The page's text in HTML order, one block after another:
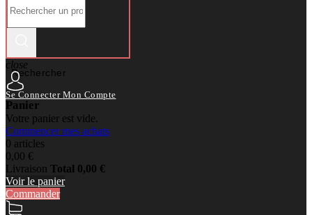
Rechercher
close
Se Connecter Mon Compte
Panier
Votre panier est vide.
Commencer mes achats
0 articles
0,00 €
Livraison Total 0,00 €
Voir le panier
Commander